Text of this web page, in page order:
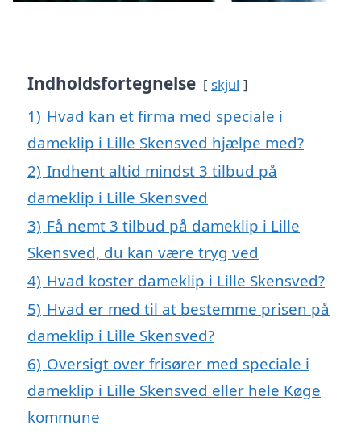
Indholdsfortegnelse skjul
1) Hvad kan et firma med speciale i
dameklip i Lille Skensved hjælpe med?
2) Indhent altid mindst 3 tilbud på
dameklip i Lille Skensved
3) Få nemt 3 tilbud på dameklip i Lille
Skensved, du kan være tryg ved
4) Hvad koster dameklip i Lille Skensved?
5) Hvad er med til at bestemme prisen på
dameklip i Lille Skensved?
6) Oversigt over frisører med speciale i
dameklip i Lille Skensved eller hele Køge
kommune